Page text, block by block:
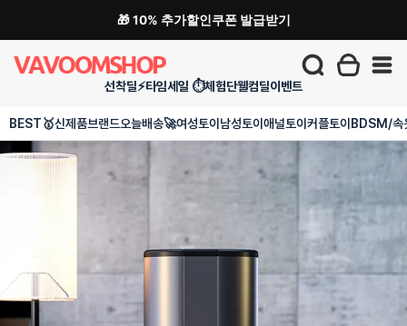
🎁 10% 추가할인쿠폰 발급받기
선착딜⚡타임세일 ⏱️체험단웰컴딜이벤트
BEST🥇신제품브랜드오늘배송🚀여성토이 남성토이 애널토이 커플토이 BDSM/속